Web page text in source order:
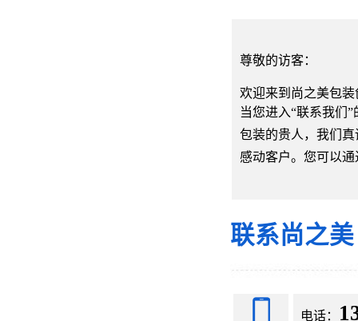
尊敬的访客：
欢迎来到尚之美包
当您进入“联系我们
包装的贵人，我们
感动客户。您可以
联系尚之美
电话：